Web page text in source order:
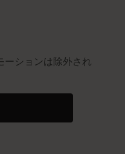
ーションは除外され